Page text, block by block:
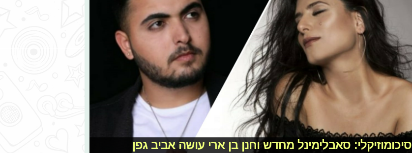
סיכומוזיקלי: סאבלימינל מחדש וחנן בן ארי עושה אביב גפן